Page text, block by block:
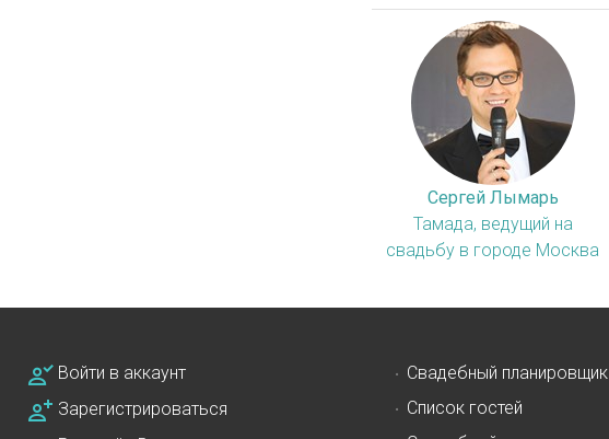
Сергей Лымарь
Тамада, ведущий на
свадьбу в городе Москва
Войти в аккаунт
Зарегистрироваться
Свадебный планировщик
Список гостей